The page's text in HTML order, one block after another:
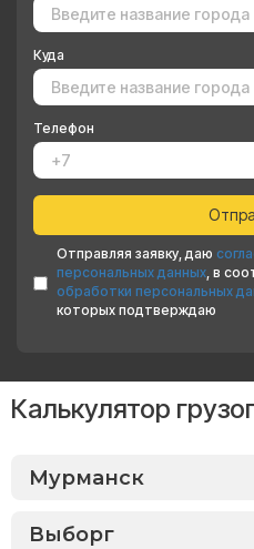
Куда
Телефон
Отправляя заявку, даю
персональных данных, в
обработки персональных
которых подтверждаю
Калькулятор